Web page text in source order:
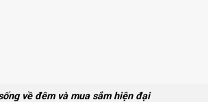
về đêm và mua sắm hiện đại